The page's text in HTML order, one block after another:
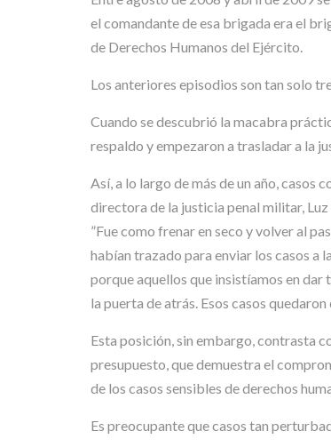
el comandante de esa brigada era el
de Derechos Humanos del Ejército.
Los anteriores episodios son tan solo
Cuando se descubrió la macabra
respaldo y empezaron a trasladar a la
Así, a lo largo de más de un año, casos
directora de la justicia penal militar,
”Fue como frenar en seco y volver al
habían trazado para enviar los casos a
porque aquellos que insistíamos en dar
la puerta de atrás. Esos casos
Esta posición, sin embargo, contrasta
presupuesto, que demuestra el
de los casos sensibles de derechos
Es preocupante que casos tan